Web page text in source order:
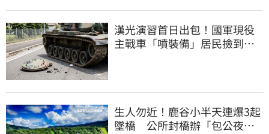
漢光演習首日出包！國軍現役
主戰車「噴裝備」居民撿到零
生人勿近！鹿谷小半天連爆3起
墜橋 公所封橋辦「包公夜